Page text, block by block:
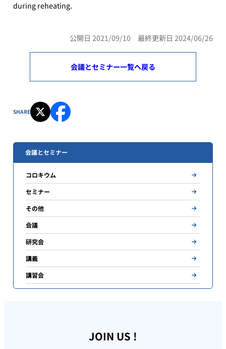
during reheating.
公開日 2021/09/10 最終更新日 2024/06/26
会議とセミナー一覧へ戻る
SHARE
会議とセミナー
コロキウム
セミナー
その他
会議
研究会
講義
講習会
JOIN US !